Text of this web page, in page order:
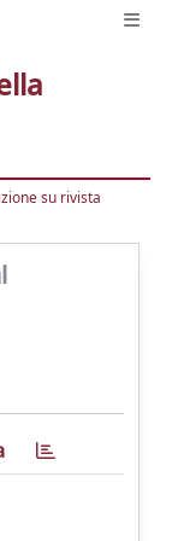
su rivista